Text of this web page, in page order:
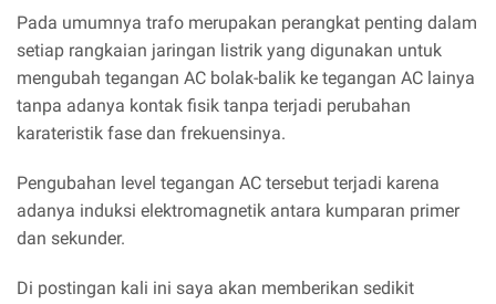
Pada umumnya trafo merupakan perangkat penting dalam
setiap rangkaian jaringan listrik yang digunakan untuk
mengubah tegangan AC bolak-balik ke tegangan AC lainya
tanpa adanya kontak fisik tanpa terjadi perubahan
karateristik fase dan frekuensinya.
Pengubahan level tegangan AC tersebut terjadi karena
adanya induksi elektromagnetik antara kumparan primer
dan sekunder.
Di postingan kali ini saya akan memberikan sedikit